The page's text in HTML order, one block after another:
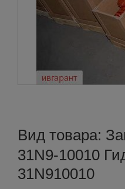
Вид товара:
31N9-10010
31N910010